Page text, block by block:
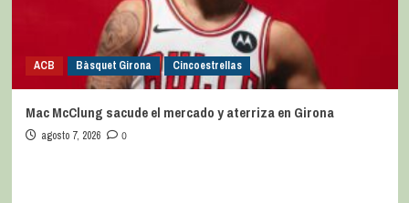
ACB Bàsquet Girona Cincoestrellas
Mac McClung sacude el mercado y aterriza en Girona
agosto 7, 2026 0